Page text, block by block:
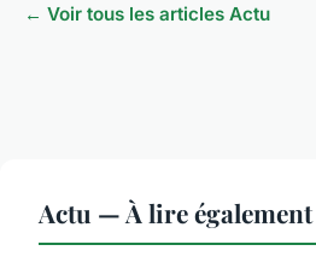
← Voir tous les articles Actu
Actu — À lire également